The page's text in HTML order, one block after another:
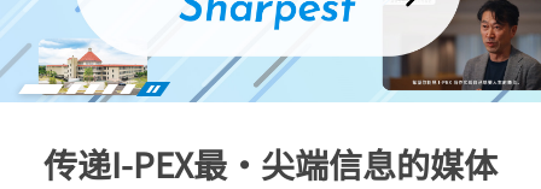
play
传递I-PEX最・尖端信息的媒体